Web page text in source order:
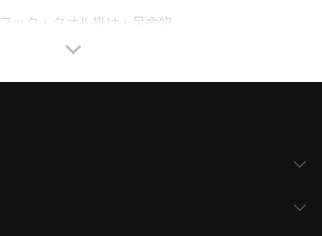
フック・タオル掛け・吊金物